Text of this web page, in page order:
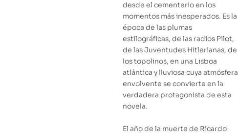
desde el cementerio en los
momentos más inesperados. Es la
época de las plumas
estilográficas, de las radios Pilot,
de las Juventudes Hitlerianas, de
los topolinos, en una Lisboa
atlántica y lluviosa cuya atmósfera
envolvente se convierte en la
verdadera protagonista de esta
novela.
El año de la muerte de Ricardo